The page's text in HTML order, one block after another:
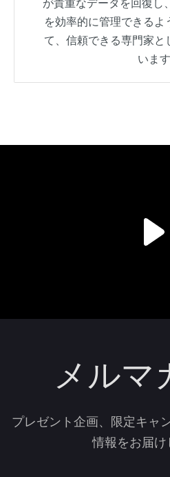
が貴重なデータを回復し
を効率的に管理できるよ
て、信頼できる専門家と
います
メルマ
プレゼント企画、限定キャ
情報をお届け